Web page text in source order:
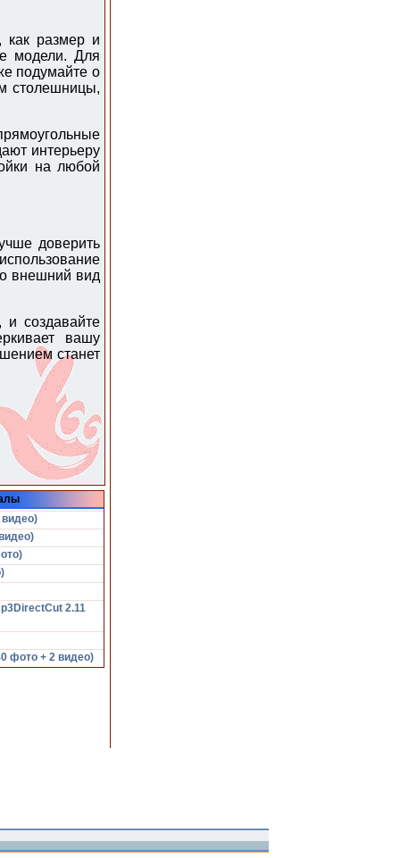
как размер и
модели. Для
подумайте о
столешницы,
интерьеру
на любой
доверить
внешний вид
создавайте
вашу
станет
2.11
фото + 2 видео)